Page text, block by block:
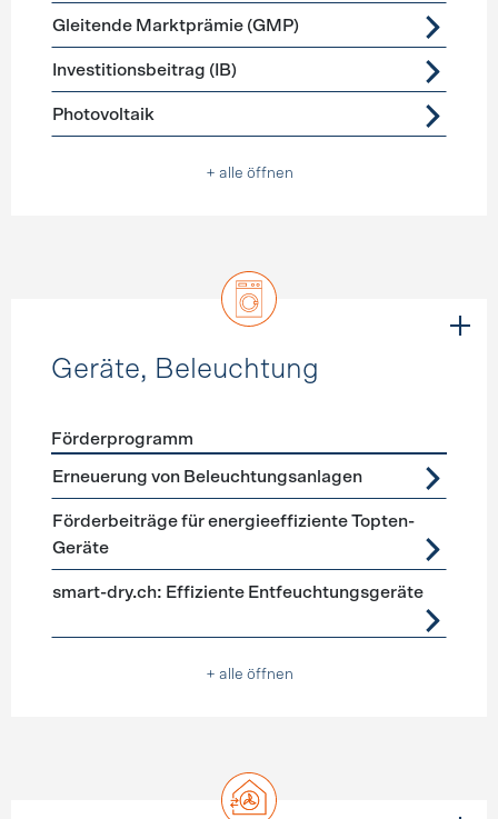
Gleitende Marktprämie (GMP)
Investitionsbeitrag (IB)
Photovoltaik
+ alle öffnen
Geräte, Beleuchtung
Förderprogramme Geräte, Beleuchtung
Förderprogramm
Erneuerung von Beleuchtungsanlagen
Förderbeiträge für energieeffiziente Topten-
Geräte
smart-dry.ch: Effiziente Entfeuchtungsgeräte
+ alle öffnen